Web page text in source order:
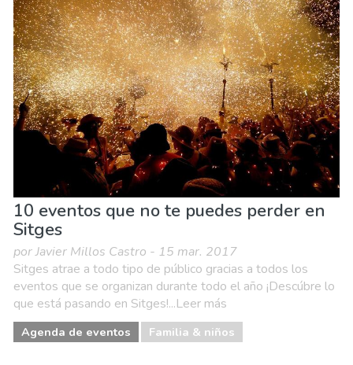
10 eventos que no te puedes perder en
Sitges
por Javier Millos Castro - 15 mar. 2017
Sitges atrae a todo tipo de público gracias a todos los
eventos que se organizan durante todo el año ¡Descúbre lo
que está pasando en Sitges!...Leer más
Agenda de eventos Familia & niños